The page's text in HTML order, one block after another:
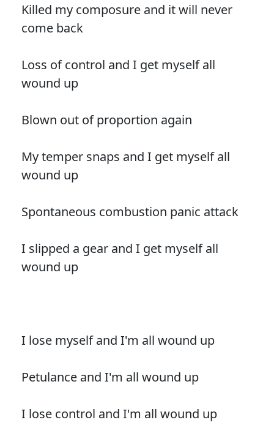
Killed my composure and it will never
come back
Loss of control and I get myself all
wound up
Blown out of proportion again
My temper snaps and I get myself all
wound up
Spontaneous combustion panic attack
I slipped a gear and I get myself all
wound up
I lose myself and I'm all wound up
Petulance and I'm all wound up
I lose control and I'm all wound up